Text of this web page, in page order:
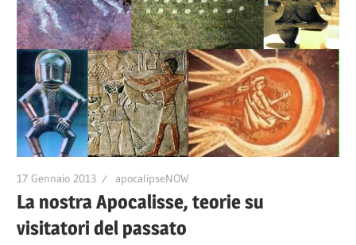
17 Gennaio 2013 apocalipseNOW
La nostra Apocalisse, teorie su
visitatori del passato